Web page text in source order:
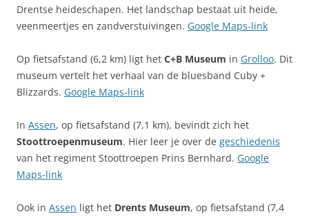
Drentse heideschapen. Het landschap bestaat uit heide,
veenmeertjes en zandverstuivingen. Google Maps-link
Op fietsafstand (6,2 km) ligt het C+B Museum in Grolloo. Dit
museum vertelt het verhaal van de bluesband Cuby +
Blizzards. Google Maps-link
In Assen, op fietsafstand (7,1 km), bevindt zich het
Stoottroepenmuseum. Hier leer je over de geschiedenis
van het regiment Stoottroepen Prins Bernhard. Google
Maps-link
Ook in Assen ligt het Drents Museum, op fietsafstand (7,4